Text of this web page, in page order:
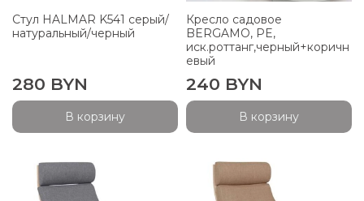
Стул HALMAR K541 серый/
натуральный/черный
280 BYN
В корзину
Кресло садовое
BERGAMO, PE,
иск.роттанг,черный+коричн
евый
240 BYN
В корзину